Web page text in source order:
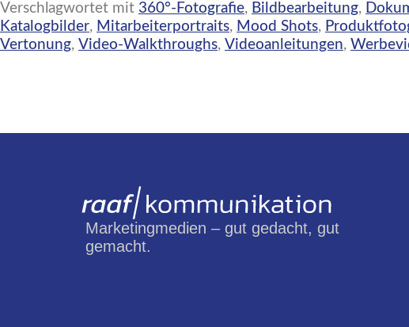
Verschlagwortet mit 360°-Fotografie, Bildbearbeitung,
Katalogbilder, Mitarbeiterportraits, Mood Shots,
Vertonung, Video-Walkthroughs, Videoanleitungen,
Marketingmedien – gut gedacht, gut
gemacht.